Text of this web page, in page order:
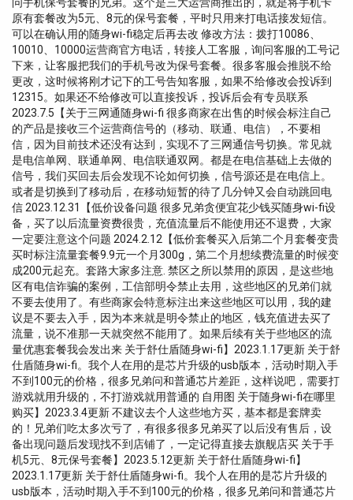
问手机保号套餐的兄弟。这个是三大运营商推出的，就是将手机卡
原有套餐改为5元、8元的保号套餐，平时只用来打电话接发短信。
可以在确认用的随身wi-fi稳定后再去改 修改方法：拨打10086、
10010、10000运营商官方电话，转接人工客服，询问客服的工号记
下来，让客服把我们的手机号改为保号套餐。很多客服会推脱不给
更改，这时候将刚才记下的工号告知客服，如果不给修改会投诉到
12315。如果还不给修改可以直接投诉，投诉后会有专员联系
2023.7.5【关于三网通随身wi-fi 很多商家在出售的时候会标注自己
的产品是接收三个运营商信号的（移动、联通、电信），不要相
信，因为目前技术还没有达到，实现不了三网通信号切换。常见就
是电信单网、联通单网、电信联通双网。都是在电信基础上去做的
信号，我们买回去后会发现不论如何切换，信号源还是在电信上。
或者是切换到了移动后，在移动短暂的待了几分钟又会自动跳回电
信 2023.12.31【低价设备问题 很多兄弟贪便宜花少钱买随身wi-fi设
备，买了以后流量资费很贵，充值流量后不能使用还不退费，大家
一定要注意这个问题 2024.2.12【低价套餐买入后第二个月套餐变贵
买时标注流量套餐9.9元一个月300g，第二个月想续费流量的时候变
成200元起充。套路大家多注意. 禁区之所以禁用的原因，是这些地
区有电信诈骗的案例，工信部明令禁止去用，这些地区的兄弟们就
不要去使用了。有些商家会特意标注出来这些地区可以用，我的建
议是不要去入手，因为本来就是明令禁止的地区，钱充值进去买了
流量，说不准那一天就突然不能用了。如果后续有关于些地区的流
量优惠套餐我会发出来 关于舒仕盾随身wi-fi】2023.1.17更新 关于舒
仕盾随身wi-fi。我个人在用的是芯片升级的usb版本，活动时期入手
不到100元的价格，很多兄弟问和普通芯片差距，这样说吧，需要打
游戏就用升级的，不打游戏就用普通的 自用图 关于随身wi-fi在哪里
购买】2023.3.4更新 不建议去个人这些地方买，基本都是套牌卖
的！兄弟们吃太多次亏了，有很多很多兄弟买了以后没有售后，设
备出现问题后发现找不到店铺了，一定记得直接去旗舰店买 关于手
机5元、8元保号套餐】2023.5.12更新 关于舒仕盾随身wi-fi】
2023.1.17更新 关于舒仕盾随身wi-fi。我个人在用的是芯片升级的
usb版本，活动时期入手不到100元的价格，很多兄弟问和普通芯片